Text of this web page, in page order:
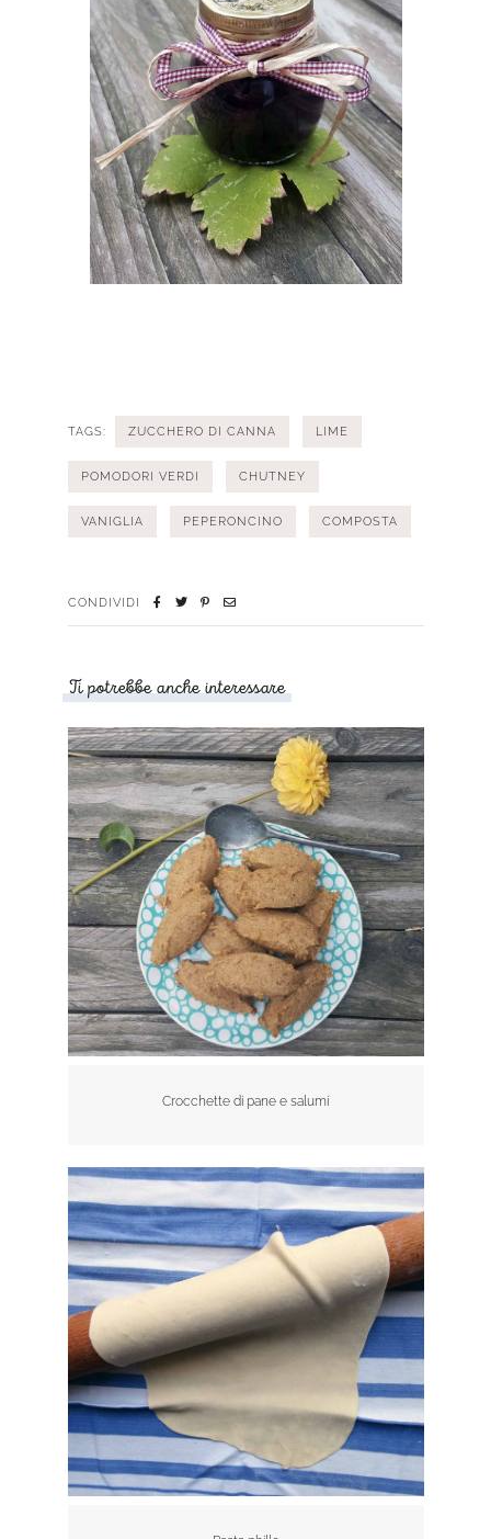
TAGS: ZUCCHERO DI CANNA LIME
POMODORI VERDI CHUTNEY
VANIGLIA PEPERONCINO COMPOSTA
CONDIVIDI
Ti potrebbe anche interessare
Crocchette di pane e salumi